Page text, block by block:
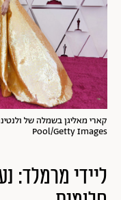
Pool/Getty Images
ליידי מרמלד: